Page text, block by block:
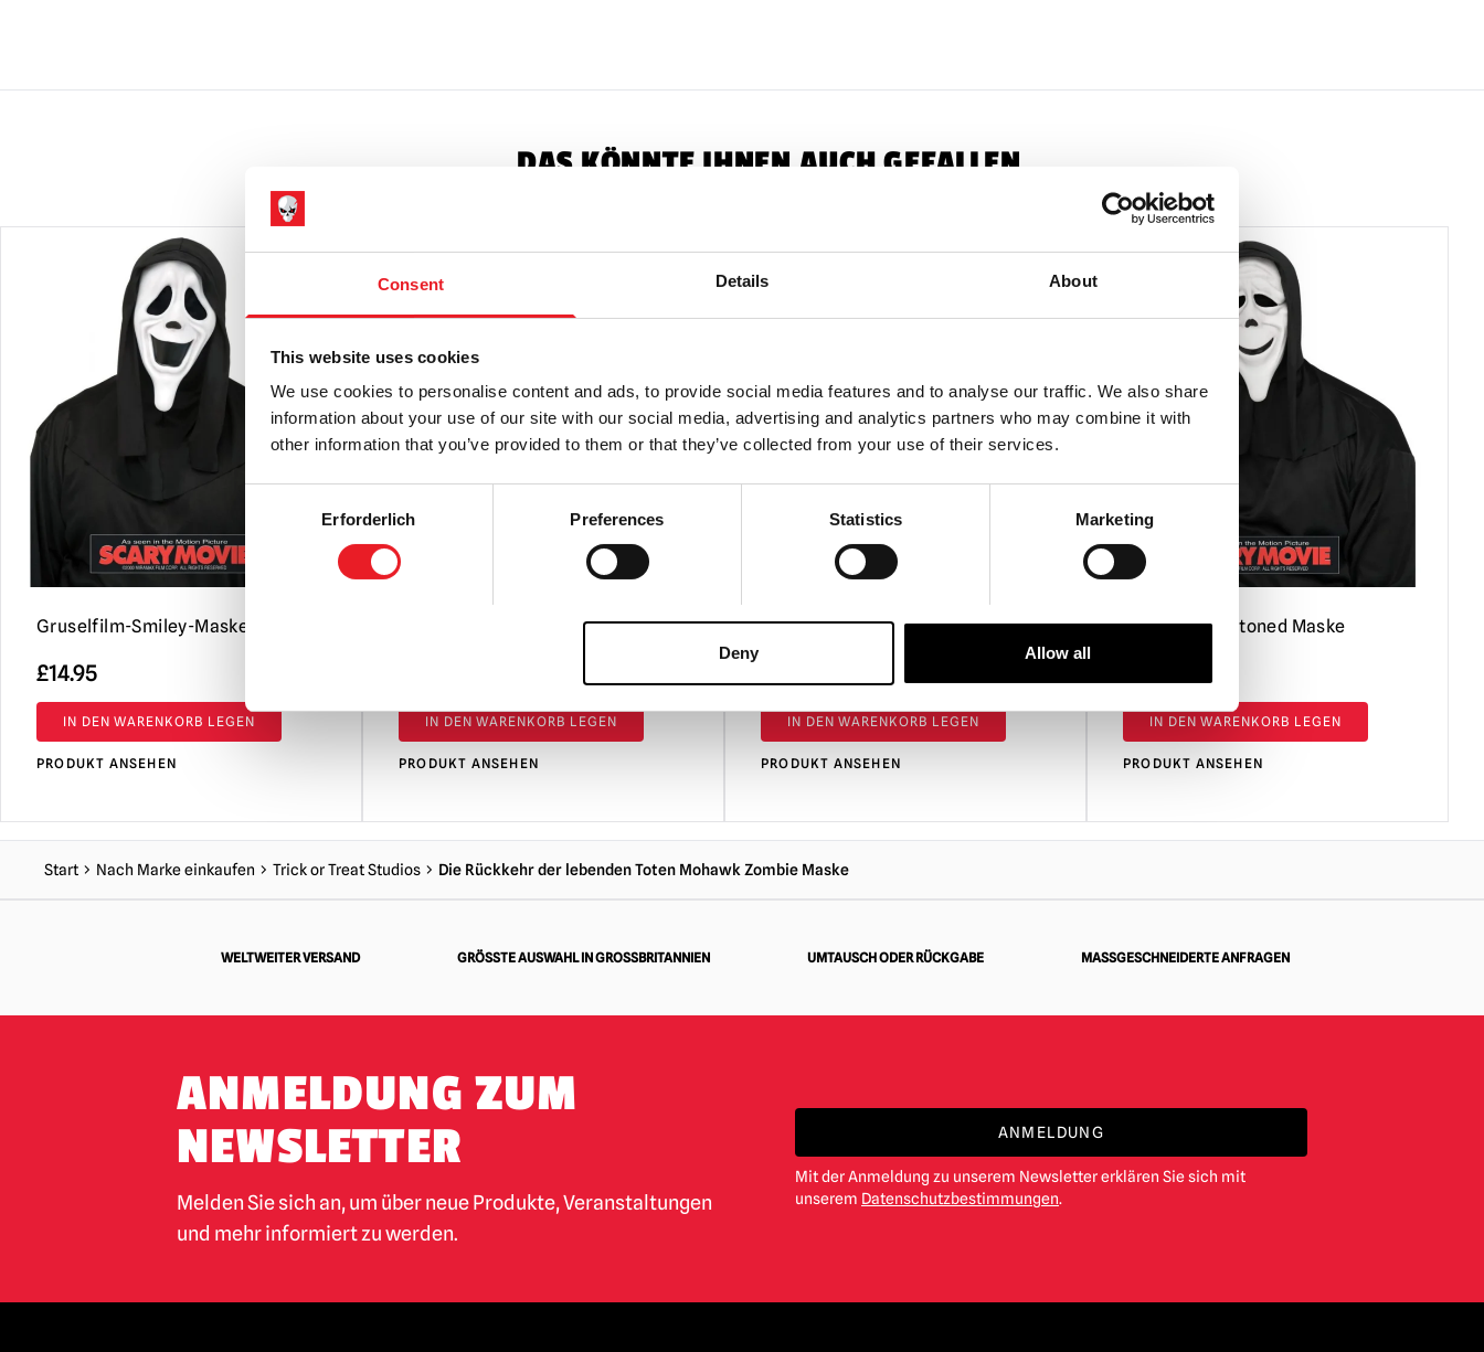
Consent Details About
This website uses cookies
We use cookies to personalise content and ads, to provide social media features and to analyse our traffic. We also share
information about your use of our site with our social media, advertising and analytics partners who may combine it with
other information that you’ve provided to them or that they’ve collected from your use of their services.
Erforderlich Preferences Statistics Marketing
Deny Allow all
latexempfindlichen Personen eine allergische Reaktion hervorrufen kann.
wird nur akzeptiert, wenn das Produkt in unbenutztem
Alle Anhänger angebracht.
DAS KÖNNTE IHNEN AUCH GEFALLEN
Gruselfilm-Smiley-Maske
£14.95
IN DEN WARENKORB LEGEN
PRODUKT ANSEHEN
GhostFace EU 2025 Maske
IN DEN WARENKORB LEGEN
PRODUKT ANSEHEN
Scary Movie Wassup Maske
IN DEN WARENKORB LEGEN
PRODUKT ANSEHEN
Scary Movie Stoned Maske
IN DEN WARENKORB LEGEN
PRODUKT ANSEHEN
Start Nach Marke einkaufen Trick or Treat Studios Die Rückkehr der lebenden Toten Mohawk Zombie Maske
WELTWEITER VERSAND GRÖSSTE AUSWAHL IN GROSSBRITANNIEN UMTAUSCH ODER RÜCKGABE MASSGESCHNEIDERTE ANFRAGEN
ANMELDUNG ZUM
NEWSLETTER
Melden Sie sich an, um über neue Produkte, Veranstaltungen
und mehr informiert zu werden.
ANMELDUNG
Mit der Anmeldung zu unserem Newsletter erklären Sie sich mit
unserem Datenschutzbestimmungen.